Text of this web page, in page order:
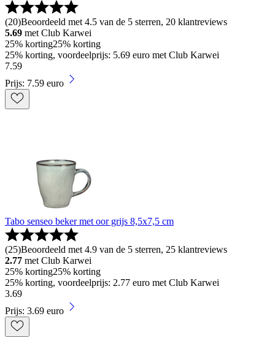
(20)Beoordeeld met 4.5 van de 5 sterren, 20 klantreviews
5.69 met Club Karwei
25% korting25% korting
25% korting, voordeelprijs: 5.69 euro met Club Karwei
7.59
Prijs: 7.59 euro
Tabo senseo beker met oor grijs 8,5x7,5 cm
(25)Beoordeeld met 4.9 van de 5 sterren, 25 klantreviews
2.77 met Club Karwei
25% korting25% korting
25% korting, voordeelprijs: 2.77 euro met Club Karwei
3.69
Prijs: 3.69 euro